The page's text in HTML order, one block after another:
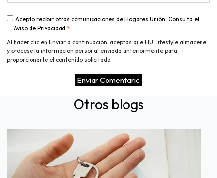
Acepto recibir otras comunicaciones de Hogares Unión. Consulta el
Aviso de Privacidad.*
Al hacer clic en Enviar a continuación, aceptas que HU Lifestyle almacene
y procese la información personal enviada anteriormente para
proporcionarte el contenido solicitado.
Otros blogs